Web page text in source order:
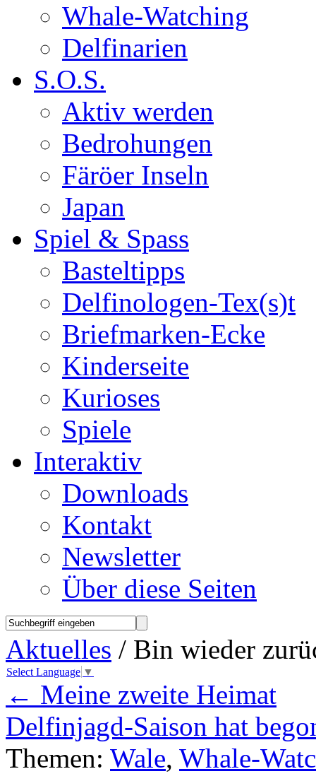
Whale-Watching
Delfinarien
S.O.S.
Aktiv werden
Bedrohungen
Färöer Inseln
Japan
Spiel & Spass
Basteltipps
Delfinologen-Tex(s)t
Briefmarken-Ecke
Kinderseite
Kurioses
Spiele
Interaktiv
Downloads
Kontakt
Newsletter
Über diese Seiten
Aktuelles / Bin wieder
Select Language ▼
← Meine zweite Heimat
Delfinjagd-Saison hat
Themen: Wale, Whale-